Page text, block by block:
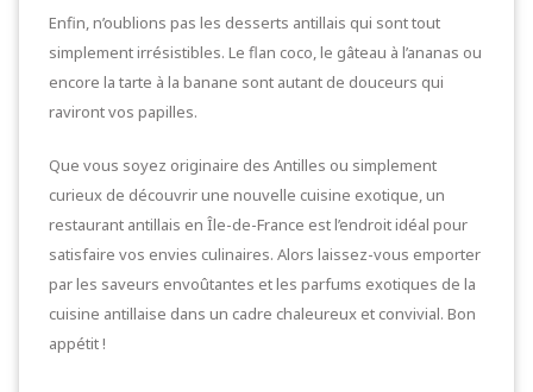
Enfin, n’oublions pas les desserts antillais qui sont tout
simplement irrésistibles. Le flan coco, le gâteau à l’ananas ou
encore la tarte à la banane sont autant de douceurs qui
raviront vos papilles.
Que vous soyez originaire des Antilles ou simplement
curieux de découvrir une nouvelle cuisine exotique, un
restaurant antillais en Île-de-France est l’endroit idéal pour
satisfaire vos envies culinaires. Alors laissez-vous emporter
par les saveurs envoûtantes et les parfums exotiques de la
cuisine antillaise dans un cadre chaleureux et convivial. Bon
appétit !